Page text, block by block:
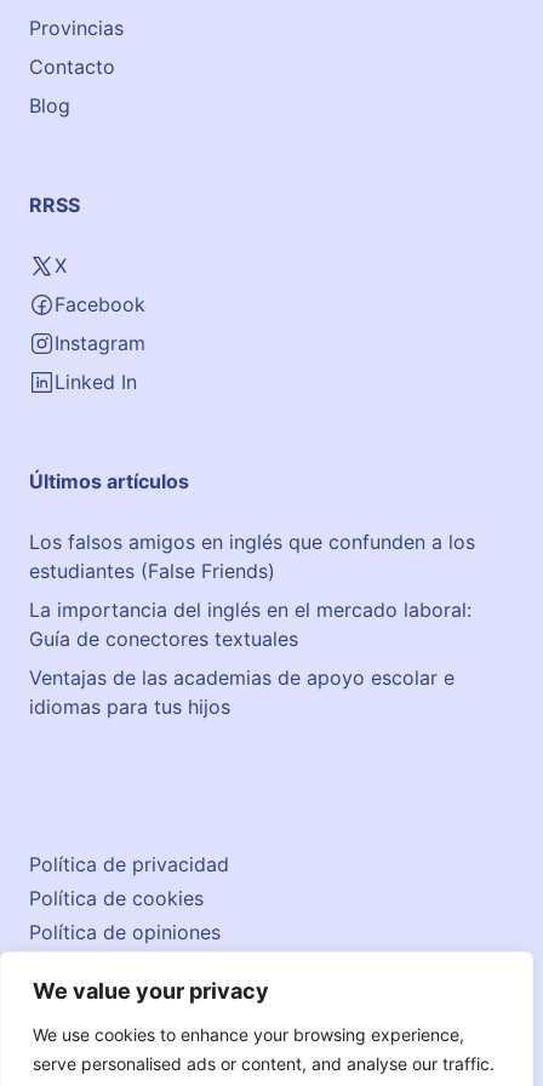
We value your privacy
We use cookies to enhance your browsing experience,
serve personalised ads or content, and analyse our traffic.
e
o
Provincias
Contacto
Blog
RRSS
X
Facebook
Instagram
Linked In
Últimos artículos
Los falsos amigos en inglés que confunden a los
estudiantes (False Friends)
La importancia del inglés en el mercado laboral:
Guía de conectores textuales
Ventajas de las academias de apoyo escolar e
idiomas para tus hijos
© 2026 englishatlas.es
Política de privacidad
Política de cookies
Política de opiniones
Contacto